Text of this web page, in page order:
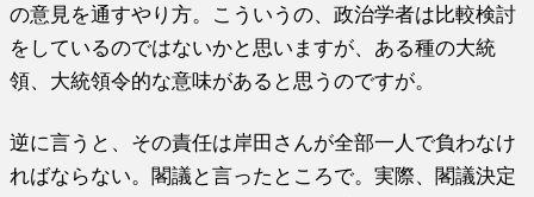
の意見を通すやり方。こういうの、政治学者は比較検討
をしているのではないかと思いますが、ある種の大統
領、大統領令的な意味があると思うのですが。
逆に言うと、その責任は岸田さんが全部一人で負わなけ
ればならない。閣議と言ったところで。実際、閣議決定